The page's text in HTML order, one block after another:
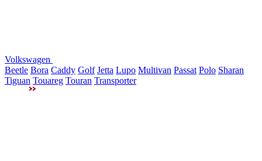
Volkswagen
Beetle Bora Caddy Golf Jetta Lupo Multivan Passat Polo Sharan
Tiguan Touareg Touran Transporter